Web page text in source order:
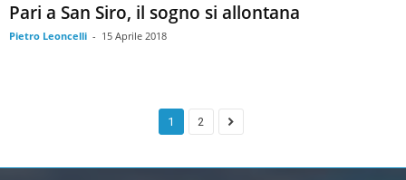
Pari a San Siro, il sogno si allontana
Pietro Leoncelli - 15 Aprile 2018
1 2